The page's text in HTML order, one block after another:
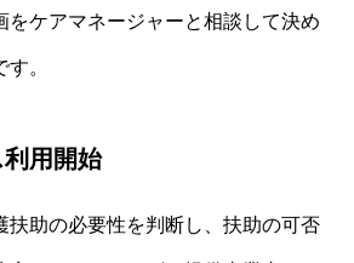
をケアマネージャーと相談して決め
。
用開始
扶助の必要性を判断し、扶助の可否